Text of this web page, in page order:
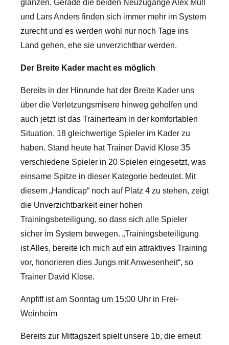
glänzen. Gerade die beiden Neuzugänge Alex Mull
und Lars Anders finden sich immer mehr im System
zurecht und es werden wohl nur noch Tage ins
Land gehen, ehe sie unverzichtbar werden.
Der Breite Kader macht es möglich
Bereits in der Hinrunde hat der Breite Kader uns
über die Verletzungsmisere hinweg geholfen und
auch jetzt ist das Trainerteam in der komfortablen
Situation, 18 gleichwertige Spieler im Kader zu
haben. Stand heute hat Trainer David Klose 35
verschiedene Spieler in 20 Spielen eingesetzt, was
einsame Spitze in dieser Kategorie bedeutet. Mit
diesem „Handicap“ noch auf Platz 4 zu stehen, zeigt
die Unverzichtbarkeit einer hohen
Trainingsbeteiligung, so dass sich alle Spieler
sicher im System bewegen. „Trainingsbeteiligung
ist Alles, bereite ich mich auf ein attraktives Training
vor, honorieren dies Jungs mit Anwesenheit“, so
Trainer David Klose.
Anpfiff ist am Sonntag um 15:00 Uhr in Frei-
Weinheim
Bereits zur Mittagszeit spielt unsere 1b, die erneut